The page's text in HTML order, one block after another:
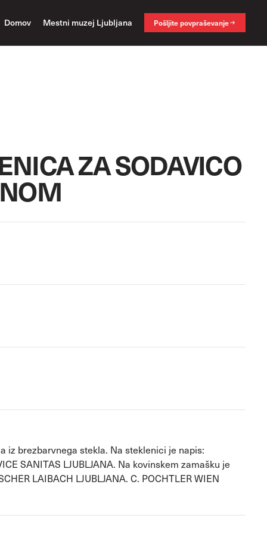
Domov Mestni muzej Ljubljana Pošljite povpraševanje
ZA SODAVICO
iz brezbarvnega stekla. Na steklenici je napis:
SANITAS LJUBLJANA. Na kovinskem zamašku je
LAIBACH LJUBLJANA. C. POCHTLER WIEN